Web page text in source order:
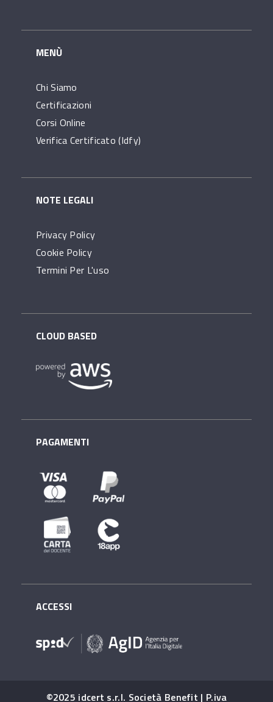
MENÙ
Chi Siamo
Certificazioni
Corsi Online
Verifica Certificato (idfy)
NOTE LEGALI
Privacy Policy
Cookie Policy
Termini Per L'uso
CLOUD BASED
PAGAMENTI
ACCESSI
©2025 idcert s.r.l. Società Benefit | P.iva